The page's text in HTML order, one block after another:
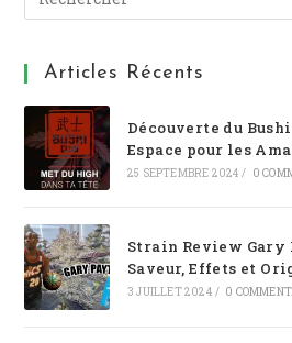
Articles Récents
Découverte du
Espace pour les
25 SEPTEMBRE 2024 / 0
Strain Review Gary
Saveur, Effets et
3 JUILLET 2024 / 0